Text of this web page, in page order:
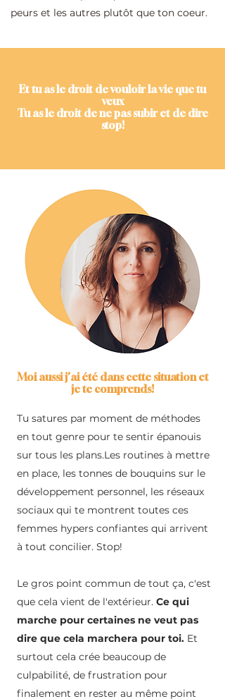
peurs et les autres plutôt que ton coeur.​
Et tu as le droit de vouloir la vie que tu
veux
Tu as le droit de ne pas subir et de dire
stop!
Moi aussi j'ai été dans cette situation et
je te comprends!
Tu satures par moment de méthodes
en tout genre pour te sentir épanouis
sur tous les plans.Les routines à mettre
en place, les tonnes de bouquins sur le
développement personnel, les réseaux
sociaux qui te montrent toutes ces
femmes hypers confiantes qui arrivent
à tout concilier. Stop!
Le gros point commun de tout ça, c'est
que cela vient de l'extérieur. Ce qui
marche pour certaines ne veut pas
dire que cela marchera pour toi. Et
surtout cela crée beaucoup de
culpabilité, de frustration pour
finalement en rester au même point